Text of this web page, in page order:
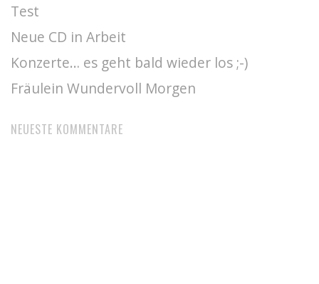
Test
Neue CD in Arbeit
Konzerte… es geht bald wieder los ;-)
Fräulein Wundervoll Morgen
NEUESTE KOMMENTARE